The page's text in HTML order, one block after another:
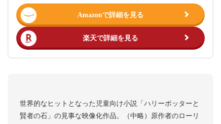
Amazonで詳細を見る
楽天で詳細を見る
世界的なヒットとなった児童向け小説「ハリーポッターと
賢者の石」の見事な映像化作品。（中略）原作者のローリ